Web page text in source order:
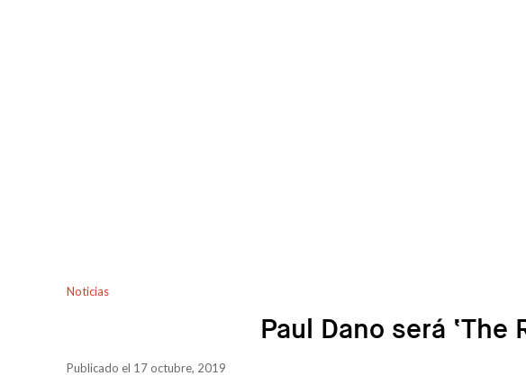
Noticias
Paul Dano será ‘The
Publicado el 17 octubre, 2019